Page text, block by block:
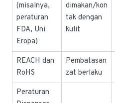
(misalnya,
peraturan
FDA, Uni
Eropa)
dimakan/kon
tak dengan
kulit
REACH dan
RoHS
Pembatasan
zat berlaku
Peraturan